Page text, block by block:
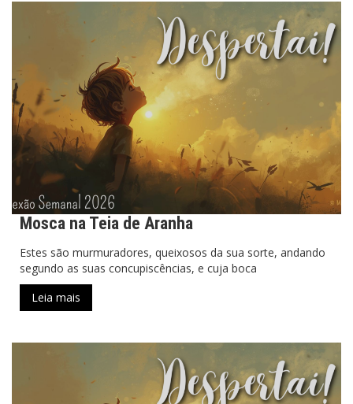
Mosca na Teia de Aranha
Estes são murmuradores, queixosos da sua sorte, andando
segundo as suas concupiscências, e cuja boca
Leia mais